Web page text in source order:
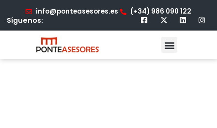
info@ponteasesores.es (+34) 986 090 122
Síguenos: